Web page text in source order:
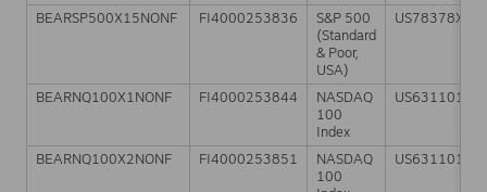
BEARSP500X15NONF FI4000253836
S&P 500
(Standard
& Poor,
USA)
BEARNQ100X1NONF FI4000253844
NASDAQ
100
Index
BEARNQ100X2NONF FI4000253851
NASDAQ
100